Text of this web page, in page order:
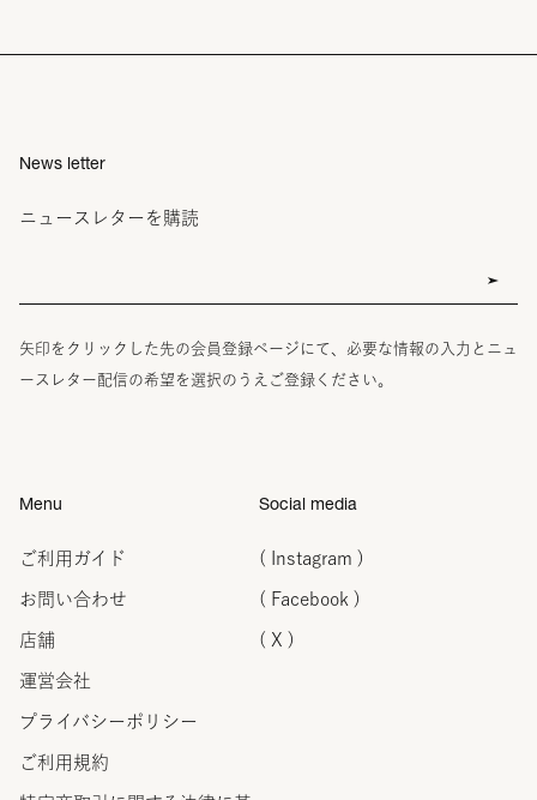
News letter
ニュースレターを購読
矢印をクリックした先の会員登録ページにて、必要な情報の入力とニュ
ースレター配信の希望を選択のうえご登録ください。
Menu
ご利用ガイド
お問い合わせ
店舗
運営会社
プライバシーポリシー
ご利用規約
Social media
( Instagram )
( Facebook )
( X )